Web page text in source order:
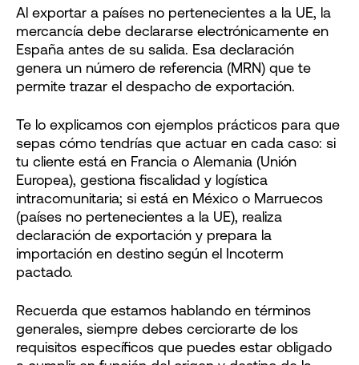
Al exportar a países no pertenecientes a la UE, la
mercancía debe declararse electrónicamente en
España antes de su salida. Esa declaración
genera un número de referencia (MRN) que te
permite trazar el despacho de exportación.
Te lo explicamos con ejemplos prácticos para que
sepas cómo tendrías que actuar en cada caso: si
tu cliente está en Francia o Alemania (Unión
Europea), gestiona fiscalidad y logística
intracomunitaria; si está en México o Marruecos
(países no pertenecientes a la UE), realiza
declaración de exportación y prepara la
importación en destino según el Incoterm
pactado.
Recuerda que estamos hablando en términos
generales, siempre debes cerciorarte de los
requisitos específicos que puedes estar obligado